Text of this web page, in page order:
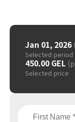
Jan 01, 2026
Selected period
450.00 GEL
Selected price